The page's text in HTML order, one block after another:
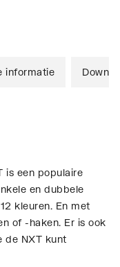
informatie
is een populaire
en dubbele
kleuren. En met
of -haken. Er is ook
de NXT kunt